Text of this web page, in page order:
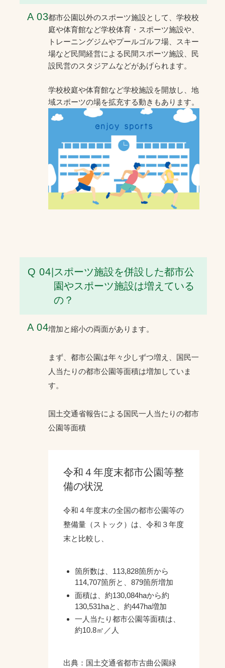
A 03都市公園以外のスポーツ施設として、学校校
庭や体育館など学校体育・スポーツ施設や、
トレーニングジムやプールゴルフ場、スキー
場など民間経営による民間スポーツ施設、民
設民営のスタジアムなどがあげられます。
学校校庭や体育館など学校施設を開放し、地
域スポーツの場を拡充する動きもあります。
Q 04 スポーツ施設を併設した都市公
園やスポーツ施設は増えている
の？
A 04増加と縮小の両面があります。
まず、都市公園は年々少しずつ増え、国民一
人当たりの都市公園等面積は増加していま
す。
国土交通省報告による国民一人当たりの都市
公園等面積
令和４年度末都市公園等整
備の状況
令和４年度末の全国の都市公園等の
整備量（ストック）は、令和３年度
末と比較し、
箇所数は、113,828箇所から
114,707箇所と、879箇所増加
面積は、約130,084haから約
130,531haと、約447ha増加
一人当たり都市公園等面積は、
約10.8㎡／人
出典：国土交通省都市古曲公園緑